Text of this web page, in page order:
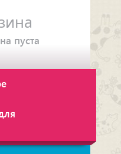
пуста